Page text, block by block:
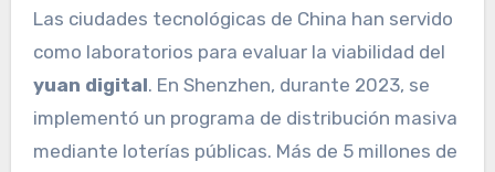
Las ciudades tecnológicas de China han servido
como laboratorios para evaluar la viabilidad del
yuan digital. En Shenzhen, durante 2023, se
implementó un programa de distribución masiva
mediante loterías públicas. Más de 5 millones de